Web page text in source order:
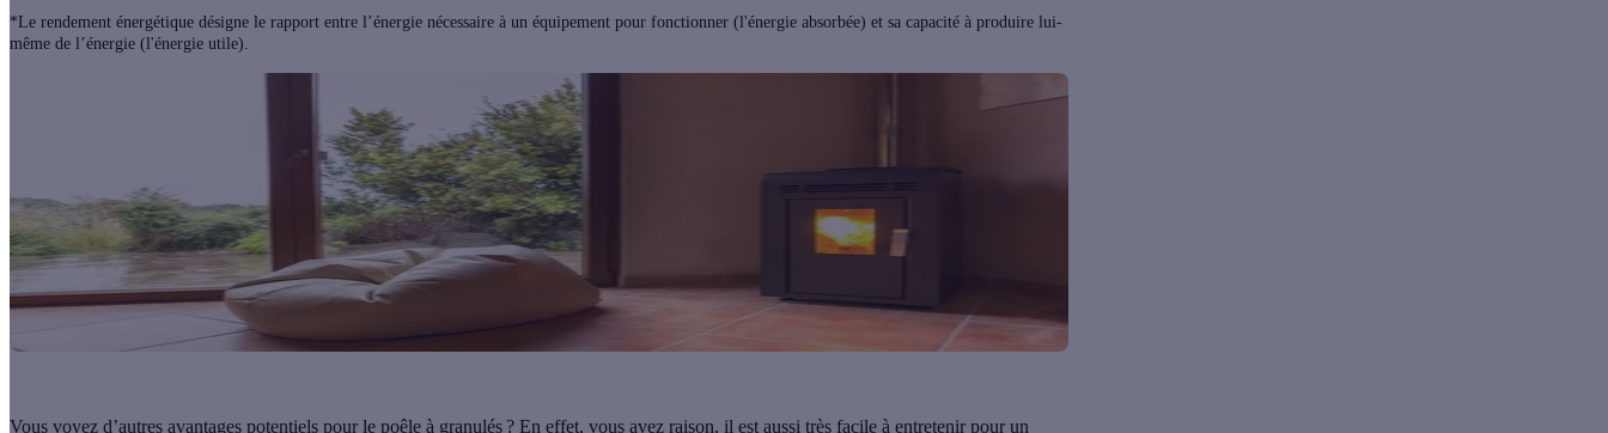
*Le rendement énergétique désigne le rapport entre l’énergie nécessaire à un équipement pour fonctionner (l'énergie absorbée) et sa capacité à produire lui-
même de l’énergie (l'énergie utile).
Vous voyez d’autres avantages potentiels pour le poêle à granulés ? En effet, vous avez raison, il est aussi très facile à entretenir pour un